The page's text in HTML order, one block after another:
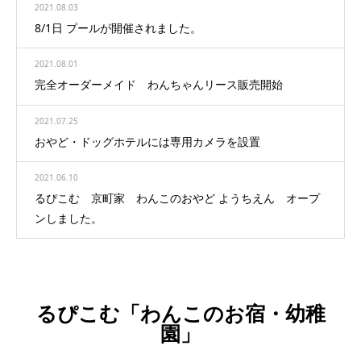
2021.08.03
8/1日 プールが開催されました。
2021.08.01
完全オーダーメイド わんちゃんリース販売開始
2021.07.25
おやど・ドッグホテルには専用カメラを設置
2021.06.10
るぴこむ 京町家 わんこのおやど ようちえん オープ
ンしました。
るぴこむ「わんこのお宿・幼稚
園」